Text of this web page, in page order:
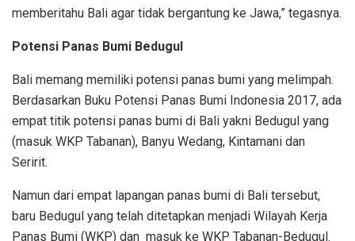
memberitahu Bali agar tidak bergantung ke Jawa,” tegasnya.
Potensi Panas Bumi Bedugul
Bali memang memiliki potensi panas bumi yang melimpah.
Berdasarkan Buku Potensi Panas Bumi Indonesia 2017, ada
empat titik potensi panas bumi di Bali yakni Bedugul yang
(masuk WKP Tabanan), Banyu Wedang, Kintamani dan
Seririt.
Namun dari empat lapangan panas bumi di Bali tersebut,
baru Bedugul yang telah ditetapkan menjadi Wilayah Kerja
Panas Bumi (WKP) dan masuk ke WKP Tabanan-Bedugul.